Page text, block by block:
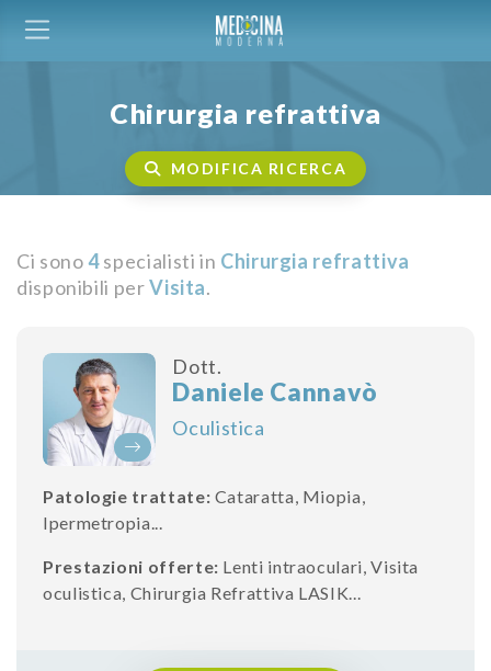
Chirurgia refrattiva
MODIFICA RICERCA
Ci sono4specialisti in Chirurgia refrattiva
disponibili perVisita.
Dott.
Daniele Cannavò
Oculistica
Patologie trattate: Cataratta, Miopia,
Ipermetropia...
Prestazioni offerte: Lenti intraoculari,Visita
oculistica, Chirurgia Refrattiva LASIK...